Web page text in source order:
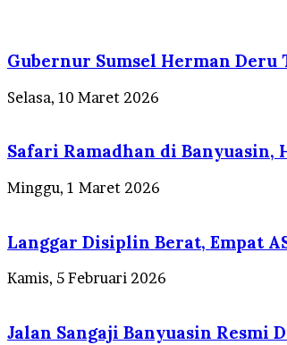
Gubernur Sumsel Herman Deru
Selasa, 10 Maret 2026
Safari Ramadhan di
Minggu, 1 Maret 2026
Langgar Disiplin Berat, Empat
Kamis, 5 Februari 2026
Jalan Sangaji Banyuasin Resmi